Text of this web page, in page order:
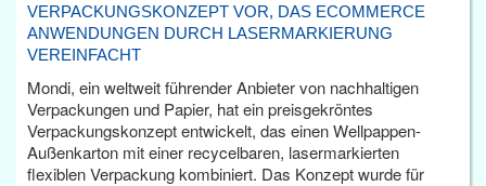
VERPACKUNGSKONZEPT VOR, DAS ECOMMERCE
ANWENDUNGEN DURCH LASERMARKIERUNG
VEREINFACHT
Mondi, ein weltweit führender Anbieter von nachhaltigen
Verpackungen und Papier, hat ein preisgekröntes
Verpackungskonzept entwickelt, das einen Wellpappen-
Außenkarton mit einer recycelbaren, lasermarkierten
flexiblen Verpackung kombiniert. Das Konzept wurde für